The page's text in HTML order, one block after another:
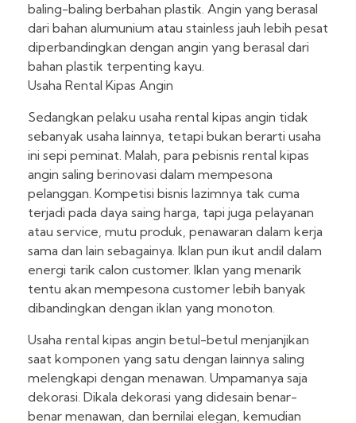
baling-baling berbahan plastik. Angin yang berasal
dari bahan alumunium atau stainless jauh lebih pesat
diperbandingkan dengan angin yang berasal dari
bahan plastik terpenting kayu.
Usaha Rental Kipas Angin
Sedangkan pelaku usaha rental kipas angin tidak
sebanyak usaha lainnya, tetapi bukan berarti usaha
ini sepi peminat. Malah, para pebisnis rental kipas
angin saling berinovasi dalam mempesona
pelanggan. Kompetisi bisnis lazimnya tak cuma
terjadi pada daya saing harga, tapi juga pelayanan
atau service, mutu produk, penawaran dalam kerja
sama dan lain sebagainya. Iklan pun ikut andil dalam
energi tarik calon customer. Iklan yang menarik
tentu akan mempesona customer lebih banyak
dibandingkan dengan iklan yang monoton.
Usaha rental kipas angin betul-betul menjanjikan
saat komponen yang satu dengan lainnya saling
melengkapi dengan menawan. Umpamanya saja
dekorasi. Dikala dekorasi yang didesain benar-
benar menawan, dan bernilai elegan, kemudian